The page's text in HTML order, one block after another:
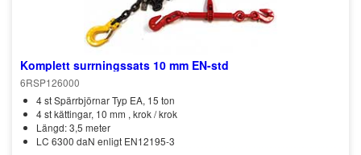
Komplett surrningssats 10 mm EN-std
6RSP126000
4 st Spärrbjörnar Typ EA, 15 ton
4 st kättingar, 10 mm , krok / krok
Längd: 3,5 meter
LC 6300 daN enligt EN12195-3